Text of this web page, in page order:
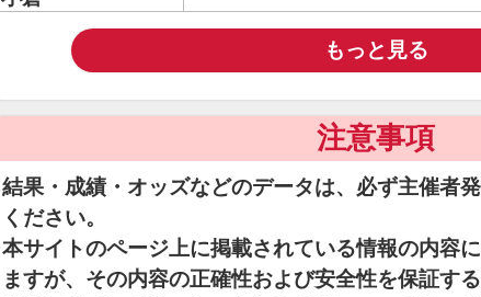
もっと見る
注意事項
結果・成績・オッズなどのデータは、必ず主催者
ください。
本サイトのページ上に掲載されている情報の内容
ますが、その内容の正確性および安全性を保証す